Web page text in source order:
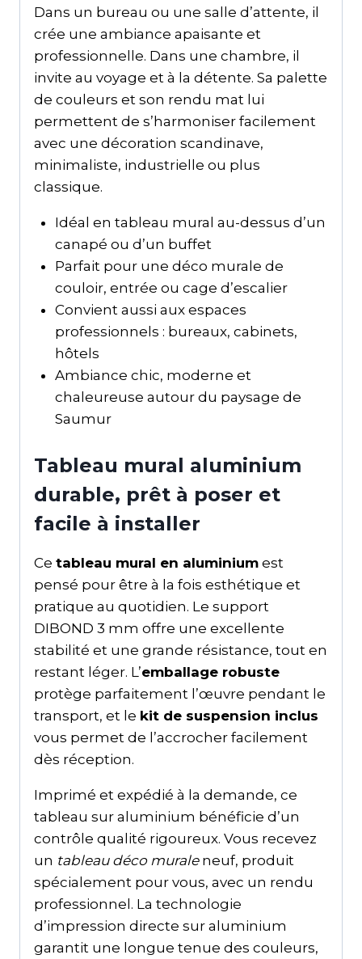
Dans un bureau ou une salle d’attente, il
crée une ambiance apaisante et
professionnelle. Dans une chambre, il
invite au voyage et à la détente. Sa palette
de couleurs et son rendu mat lui
permettent de s’harmoniser facilement
avec une décoration scandinave,
minimaliste, industrielle ou plus
classique.
Idéal en tableau mural au-dessus d’un
canapé ou d’un buffet
Parfait pour une déco murale de
couloir, entrée ou cage d’escalier
Convient aussi aux espaces
professionnels : bureaux, cabinets,
hôtels
Ambiance chic, moderne et
chaleureuse autour du paysage de
Saumur
Tableau mural aluminium
durable, prêt à poser et
facile à installer
Ce tableau mural en aluminium est
pensé pour être à la fois esthétique et
pratique au quotidien. Le support
DIBOND 3 mm offre une excellente
stabilité et une grande résistance, tout en
restant léger. L’emballage robuste
protège parfaitement l’œuvre pendant le
transport, et le kit de suspension inclus
vous permet de l’accrocher facilement
dès réception.
Imprimé et expédié à la demande, ce
tableau sur aluminium bénéficie d’un
contrôle qualité rigoureux. Vous recevez
un tableau déco muraleneuf, produit
spécialement pour vous, avec un rendu
professionnel. La technologie
d’impression directe sur aluminium
garantit une longue tenue des couleurs,